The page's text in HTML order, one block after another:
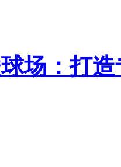
场：打